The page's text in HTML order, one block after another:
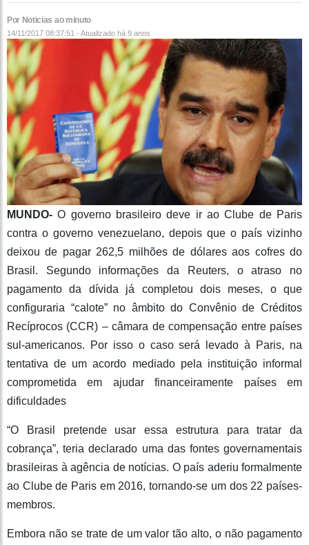
Por Noticias ao minuto
14/11/2017 08:37:51 - Atualizado há 9 anos
MUNDO-O governo brasileiro deve ir ao Clube de Paris
contra o governo venezuelano, depois que o país vizinho
deixou de pagar 262,5 milhões de dólares aos cofres do
Brasil. Segundo informações da Reuters, o atraso no
pagamento da dívida já completou dois meses, o que
configuraria “calote” no âmbito do Convênio de Créditos
Recíprocos (CCR) – câmara de compensação entre países
sul-americanos. Por isso o caso será levado à Paris, na
tentativa de um acordo mediado pela instituição informal
comprometida em ajudar financeiramente países em
dificuldades
“O Brasil pretende usar essa estrutura para tratar da
cobrança”, teria declarado uma das fontes governamentais
brasileiras à agência de notícias. O país aderiu formalmente
ao Clube de Paris em 2016, tornando-se um dos 22 países-
membros.
Embora não se trate de um valor tão alto, o não pagamento